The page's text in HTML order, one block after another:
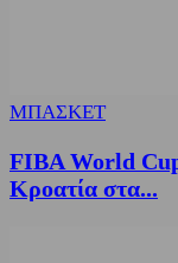
ΜΠΑΣΚΕΤ
FIBA World
Κροατία στα...